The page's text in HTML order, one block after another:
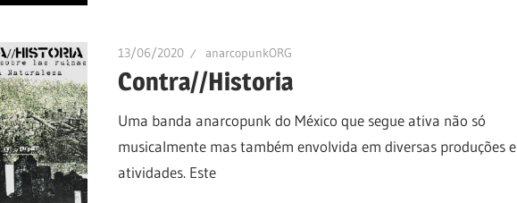
13/06/2020 anarcopunkORG
Contra//Historia
Uma banda anarcopunk do México que segue ativa não só
musicalmente mas também envolvida em diversas produções e
atividades. Este